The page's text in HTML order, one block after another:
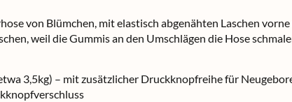
von Blümchen, mit elastisch abgenähten Laschen
weil die Gummis an den Umschlägen die Hose
3,5kg) – mit zusätzlicher Druckknopfreihe für